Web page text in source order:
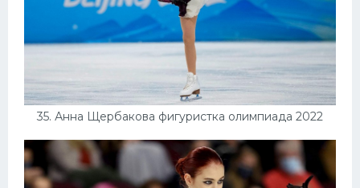
35. Анна Щербакова фигуристка олимпиада 2022